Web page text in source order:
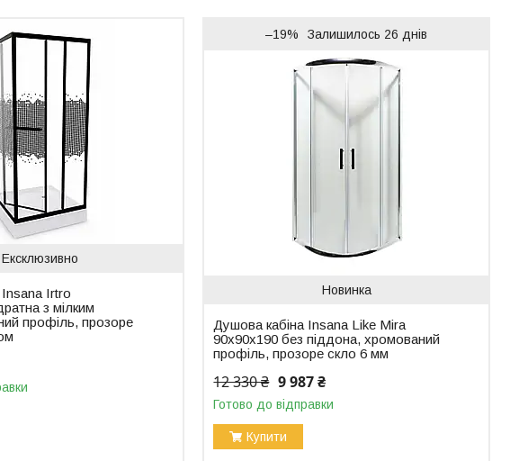
Ексклюзивно
Insana Irtro
з мілким
профіль, прозоре
–19% Залишилось 26 днів
Новинка
Душова кабіна Insana Like Mira
90x90x190 без піддона, хромований
профіль, прозоре скло 6 мм
12 330 ₴ 9 987 ₴
Готово до відправки
Купити